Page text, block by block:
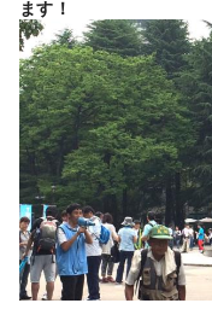
ます！